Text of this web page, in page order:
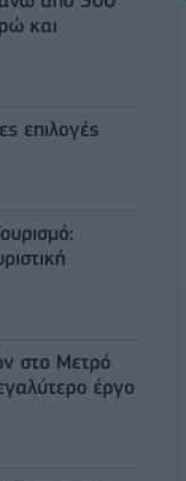
και
επιλογές
στο Μετρό
έργο